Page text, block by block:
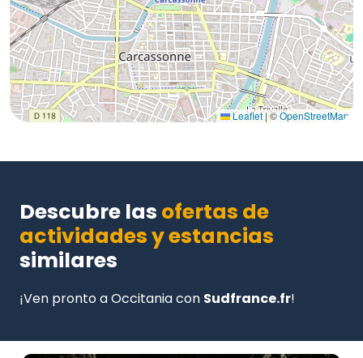
Leaflet |©OpenStreetMap
Descubre las ofertas de
actividades y estancias
similares
¡Ven pronto a Occitania con Sudfrance.fr!